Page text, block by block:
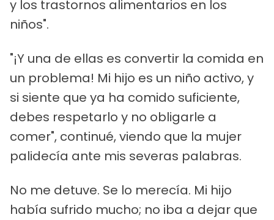
y los trastornos alimentarios en los
niños".
"¡Y una de ellas es convertir la comida en
un problema! Mi hijo es un niño activo, y
si siente que ya ha comido suficiente,
debes respetarlo y no obligarle a
comer", continué, viendo que la mujer
palidecía ante mis severas palabras.
No me detuve. Se lo merecía. Mi hijo
había sufrido mucho; no iba a dejar que